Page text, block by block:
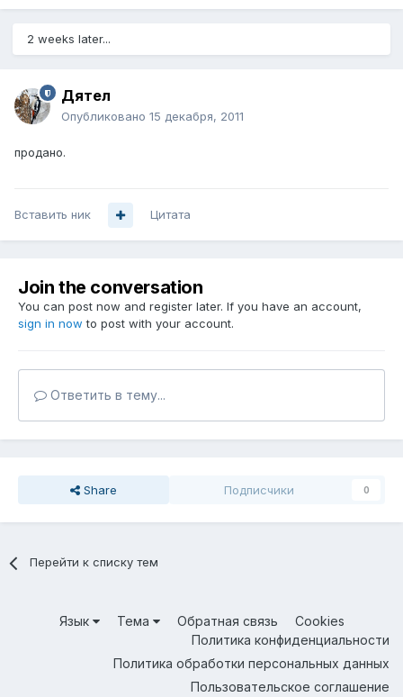
2 weeks later...
Дятел
Опубликовано 15 декабря, 2011
продано.
Вставить ник Цитата
Join the conversation
You can post now and register later. If you have an account,
sign in now to post with your account.
Ответить в тему...
Share Подписчики 0
Перейти к списку тем
Язык Тема Обратная связь
Cookies
Политика конфиденциальности
Политика обработки персональных данных
Пользовательское соглашение